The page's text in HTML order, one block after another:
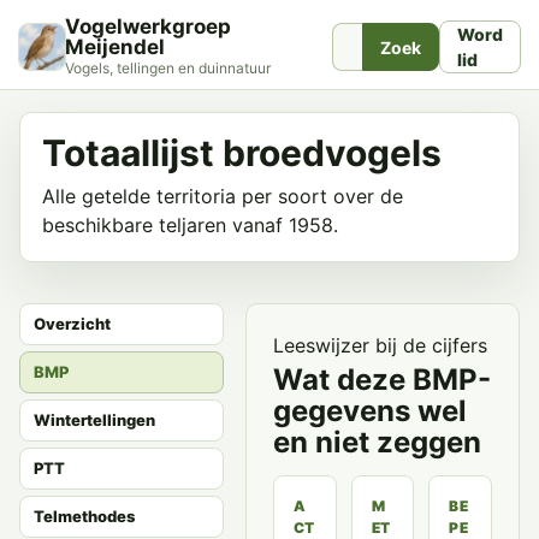
Vogelwerkgroep
Meijendel
Vogels, tellingen en duinnatuur
Zoek
Word
lid
Totaallijst broedvogels
Alle getelde territoria per soort over de
beschikbare teljaren vanaf 1958.
Overzicht
BMP
Wintertellingen
PTT
Telmethodes
Leeswijzer bij de cijfers
Wat deze BMP-
gegevens wel
en niet zeggen
A
CT
M
ET
BE
PE